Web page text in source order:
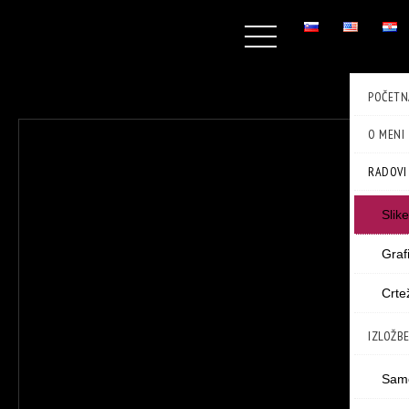
O MENI
RADOVI
Slike
IZLOŽBE